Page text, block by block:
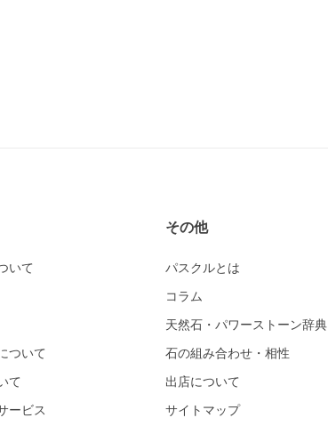
いて
ついて
て
ービス
その他
パスクルとは
コラム
天然石・パワーストーン辞典
石の組み合わせ・相性
出店について
サイトマップ